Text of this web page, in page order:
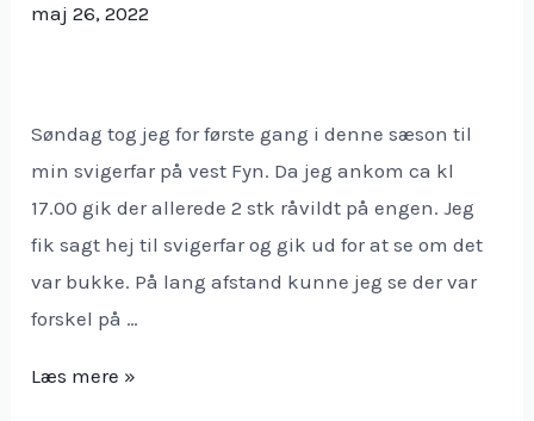
maj 26, 2022
Søndag tog jeg for første gang i denne sæson til
min svigerfar på vest Fyn. Da jeg ankom ca kl
17.00 gik der allerede 2 stk råvildt på engen. Jeg
fik sagt hej til svigerfar og gik ud for at se om det
var bukke. På lang afstand kunne jeg se der var
forskel på …
Læs mere »